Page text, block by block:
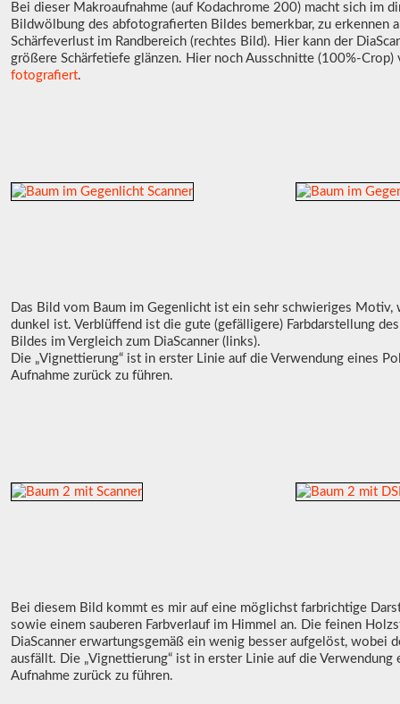
Bei dieser Makroaufnahme (auf Kodachrome 200) macht sich im
Bildwölbung des abfotografierten Bildes bemerkbar, zu erkennen
Schärfeverlust im Randbereich (rechtes Bild). Hier kann der
größere Schärfetiefe glänzen. Hier noch Ausschnitte (100%-
fotografiert.
Das Bild vom Baum im Gegenlicht ist ein sehr schwieriges Motiv,
dunkel ist. Verblüffend ist die gute (gefälligere) Farbdarstellung
Bildes im Vergleich zum DiaScanner (links).
Die „Vignettierung“ ist in erster Linie auf die Verwendung eines
Aufnahme zurück zu führen.
Bei diesem Bild kommt es mir auf eine möglichst farbrichtige
sowie einem sauberen Farbverlauf im Himmel an. Die feinen
DiaScanner erwartungsgemäß ein wenig besser aufgelöst, wobei
ausfällt. Die „Vignettierung“ ist in erster Linie auf die
Aufnahme zurück zu führen.